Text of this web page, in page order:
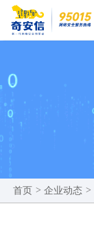
首页 > 企业动态 >